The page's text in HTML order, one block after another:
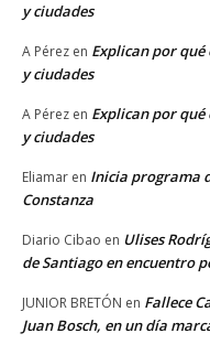
y ciudades
A Pérez en Explican por qué
y ciudades
A Pérez en Explican por qué
y ciudades
Eliamar en Inicia programa
Constanza
Diario Cibao en Ulises
de Santiago en encuentro
JUNIOR BRETÓN en Fallece
Juan Bosch, en un día